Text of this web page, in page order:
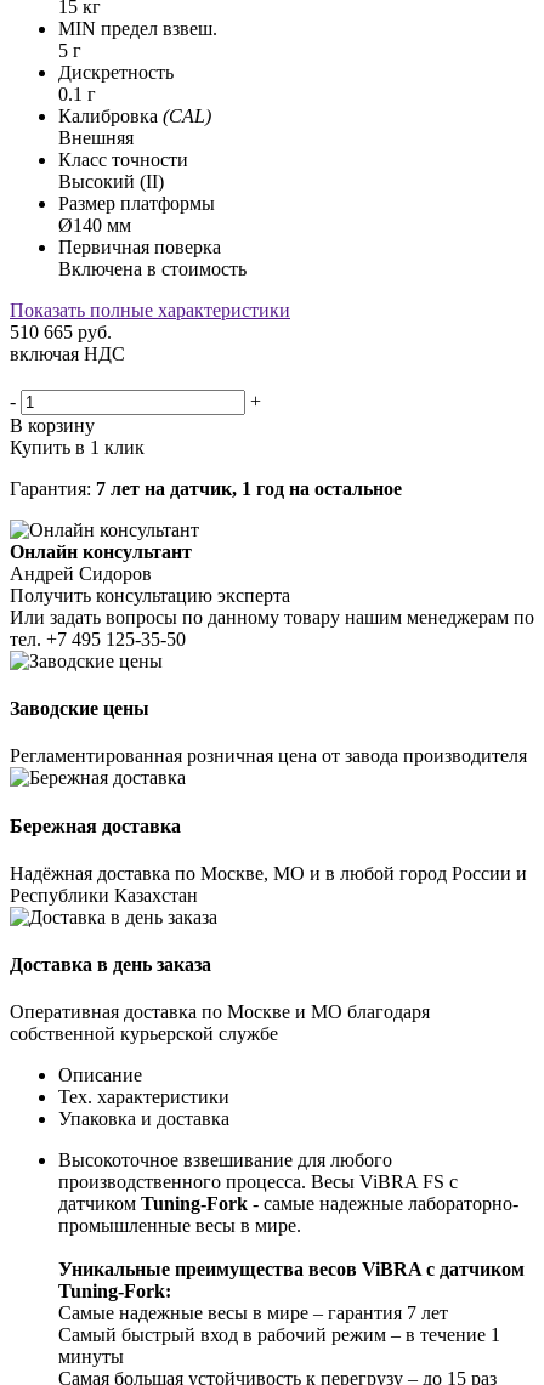
15 кг
MIN предел взвеш.
5 г
Дискретность
0.1 г
Калибровка (CAL)
Внешняя
Класс точности
Высокий (II)
Размер платформы
Ø140 мм
Первичная поверка
Включена в стоимость
Показать полные характеристики
510 665 руб.
включая НДС
-
+
В корзину
Купить в 1 клик
Гарантия: 7 лет на датчик, 1 год на остальное
Онлайн консультант
Андрей Сидоров
Получить консультацию эксперта
Или задать вопросы по данному товару нашим менеджерам по
тел. +7 495 125-35-50
Заводские цены
Регламентированная розничная цена от завода производителя
Бережная доставка
Надёжная доставка по Москве, МО и в любой город России и
Республики Казахстан
Доставка в день заказа
Оперативная доставка по Москве и МО благодаря
собственной курьерской службе
Описание
Тех. характеристики
Упаковка и доставка
Высокоточное взвешивание для любого
производственного процесса. Весы ViBRA FS с
датчиком Tuning-Fork - самые надежные лабораторно-
промышленные весы в мире.
Уникальные преимущества весов ViBRA с датчиком
Tuning-Fork:
Самые надежные весы в мире – гарантия 7 лет
Самый быстрый вход в рабочий режим – в течение 1
минуты
Самая большая устойчивость к перегрузу – до 15 раз